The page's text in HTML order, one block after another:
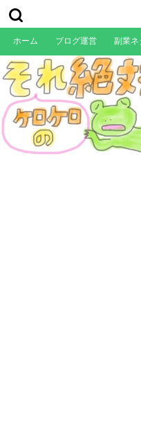
ホーム ブログ運営 副業ネ